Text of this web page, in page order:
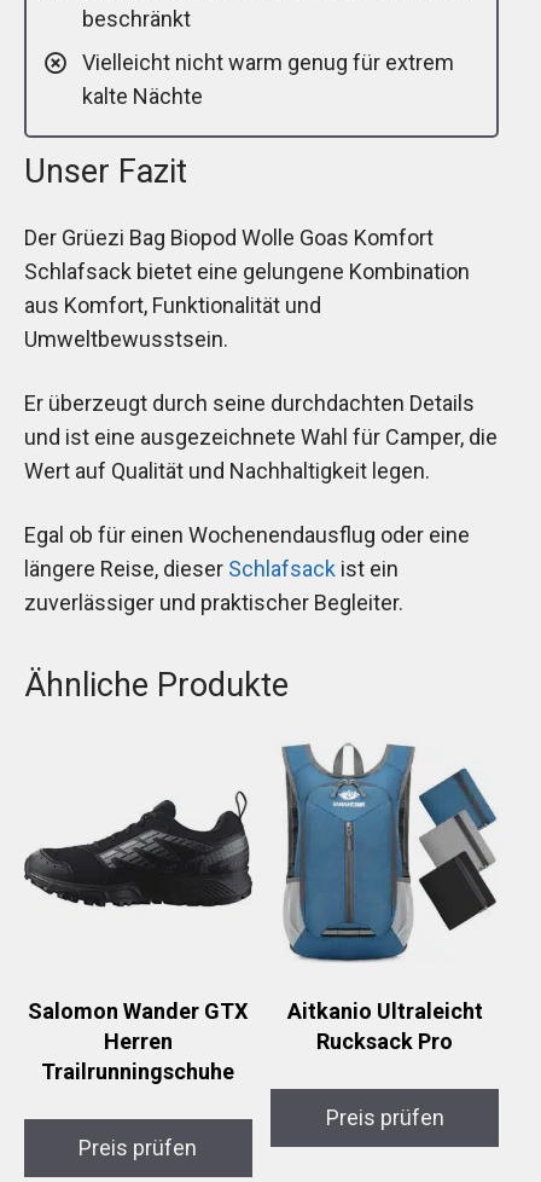
beschränkt
Vielleicht nicht warm genug für extrem
kalte Nächte
Unser Fazit
Der Grüezi Bag Biopod Wolle Goas Komfort
Schlafsack bietet eine gelungene Kombination
aus Komfort, Funktionalität und
Umweltbewusstsein.
Er überzeugt durch seine durchdachten Details
und ist eine ausgezeichnete Wahl für Camper, die
Wert auf Qualität und Nachhaltigkeit legen.
Egal ob für einen Wochenendausflug oder eine
längere Reise, dieser Schlafsack ist ein
zuverlässiger und praktischer Begleiter.
Ähnliche Produkte
Salomon Wander GTX
Herren
Trailrunningschuhe
Preis prüfen
Aitkanio Ultraleicht
Rucksack Pro
Preis prüfen